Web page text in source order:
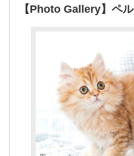
【Photo Gallery】ペ